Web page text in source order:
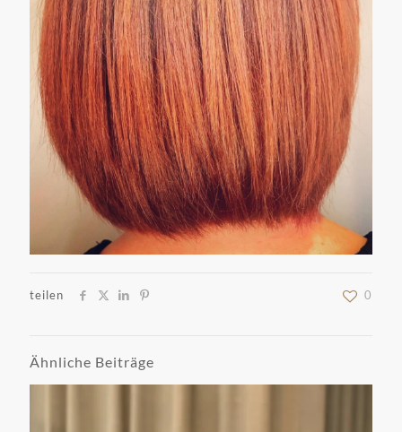
teilen 0
Ähnliche Beiträge